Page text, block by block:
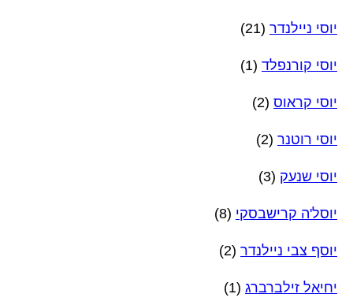
יוסי ניילנדר (21)
יוסי קורנפלד (1)
יוסי קראוס (2)
יוסי רוטנר (2)
יוסי שנעק (3)
יוסל'ה קרישבסקי (8)
יוסף צבי ניילנדר (2)
יחיאל זילברברג (1)